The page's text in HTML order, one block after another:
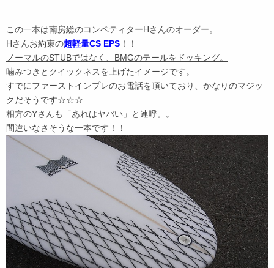
この一本は南房総のコンペティターHさんのオーダー。
Hさんお約束の超軽量CS EPS ！！
ノーマルのSTUBではなく、BMGのテールをドッキング。
噛みつきとクイックネスを上げたイメージです。
すでにファーストインプレのお電話を頂いており、かなりのマジッ
クだそうです☆☆☆
相方のYさんも「あれはヤバい」と連呼。。
間違いなさそうな一本です！！